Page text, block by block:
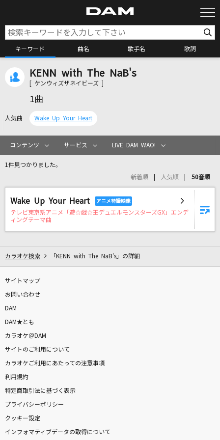
キーワード 曲名 歌手名 歌詞
カラオケ検索
カラオケリクエスト
リアルタイムで歌われている曲の一覧
ロマンティック 浮かれモード
劣等上等
フラワー
KinKi Kids
[生音]ラヴ・イズ・オーヴァー
欧陽菲菲
[生音]お岩木山
KENN with The NaB's
[ ケンウィズザネイビーズ ]
1曲
人気曲 Wake Up Your Heart
コンテンツ サービス LIVE DAM WAO!
1件見つかりました。
新着順 人気順 50音順
Wake Up Your Heart
テレビ東京系アニメ「遊☆戯☆王デュエルモンスターズGX」エンデ
ィングテーマ曲
カラオケ検索 「KENN with The NaB's」の詳細
サイトマップ
お問い合わせ
DAM
DAM★とも
カラオケ＠DAM
サイトのご利用について
カラオケご利用にあたっての注意事項
利用規約
特定商取引法に基づく表示
プライバシーポリシー
クッキー設定
インフォマティブデータの取得について